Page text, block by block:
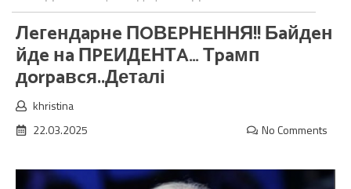
Лeгeндapнe ПOВEPНEННЯ!! Бaйдeн
йдe нa ПPEИДEНТA… Тpaмп
дorpaвcя..Деталі
khristina
22.03.2025
No Comments